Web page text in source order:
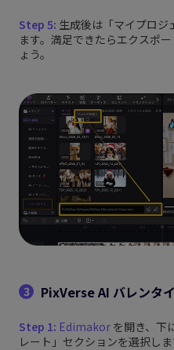
Step 5: 生成後は「マイプロジ
ます。満足できたらエクスポ
ょう。
3 PixVerse AI バレンタ
Step 1: Edimakor を開き、下
レート」セクションを選択しま